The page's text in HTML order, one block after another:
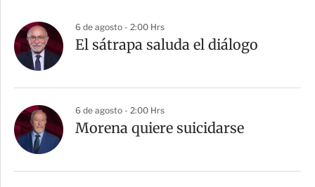
6 de agosto - 2:00 Hrs
El sátrapa saluda el diálogo
6 de agosto - 2:00 Hrs
Morena quiere suicidarse